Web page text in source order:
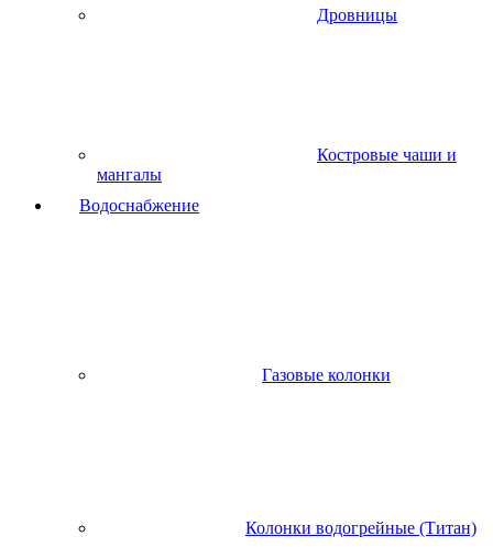
Дровницы
Костровые чаши и
мангалы
Водоснабжение
Газовые колонки
Колонки водогрейные (Титан)